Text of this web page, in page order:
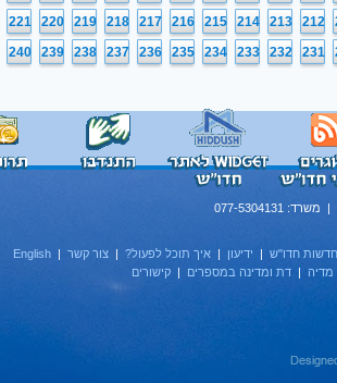
212
213
214
215
216
217
218
219
220
221
231
232
233
234
235
236
237
238
239
240
| משרד: 077-5304131
חדשות חדו''ש | ידיעון | איך תוכל לפעול? | צור קשר |
English
מדיה | דת ומדינה במספרים | קישורים